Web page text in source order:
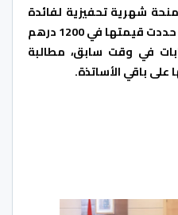
شهرية تحفيزية لفائدة
أطرها في حدود 10 في المائة، حددت قيمتها في 1200 درهم
في وقت سابق، مطالبة
باقي الأساتذة.